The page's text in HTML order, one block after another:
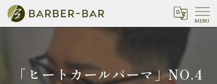
「ヒートカールパーマ」NO.4